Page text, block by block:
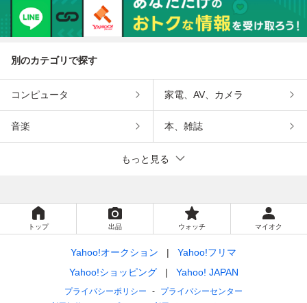
別のカテゴリで探す
コンピュータ 家電、AV、カメラ
音楽 本、雑誌
もっと見る
トップ 出品 ウォッチ マイオク
Yahoo!オークション
Yahoo!フリマ
Yahoo!ショッピング
Yahoo! JAPAN
プライバシーポリシー
プライバシーセンター